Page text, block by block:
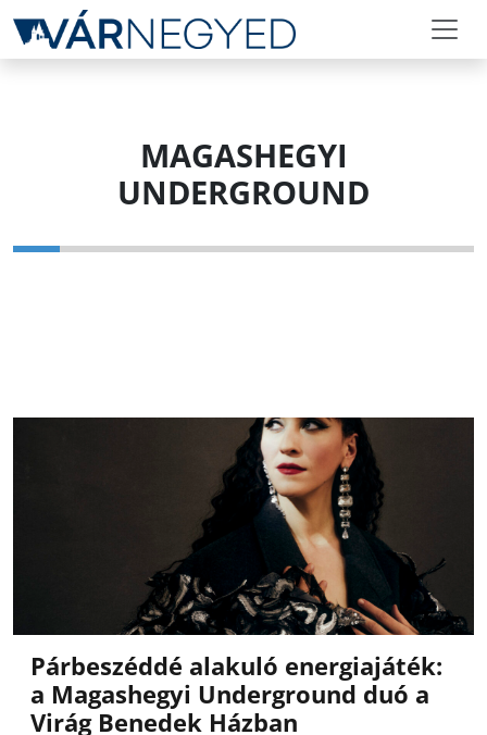
MAGASHEGYI
UNDERGROUND
Párbeszéddé alakuló energiajáték:
a Magashegyi Underground duó a
Virág Benedek Házban